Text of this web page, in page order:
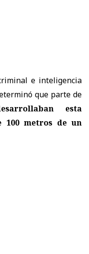
e inteligencia
que parte de
esta
metros de un